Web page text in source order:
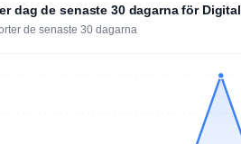
dag de senaste 30 dagarna för
de senaste 30 dagarna